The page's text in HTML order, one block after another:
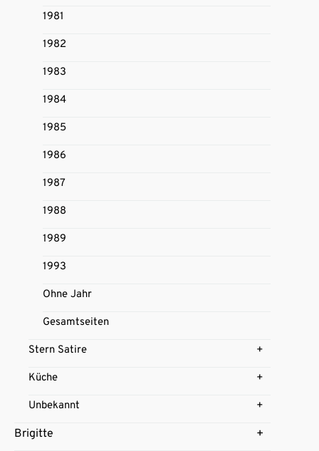
1981
1982
1983
1984
1985
1986
1987
1988
1989
1993
Ohne Jahr
Gesamtseiten
Stern Satire
Küche
Unbekannt
Brigitte